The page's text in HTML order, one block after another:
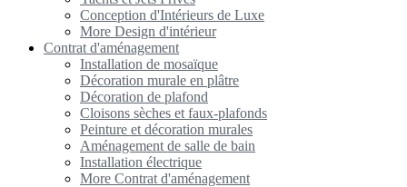
Conception d'Intérieurs de Luxe
More Design d'intérieur
Contrat d'aménagement
Installation de mosaïque
Décoration murale en plâtre
Décoration de plafond
Cloisons sèches et faux-plafonds
Peinture et décoration murales
Aménagement de salle de bain
Installation électrique
More Contrat d'aménagement